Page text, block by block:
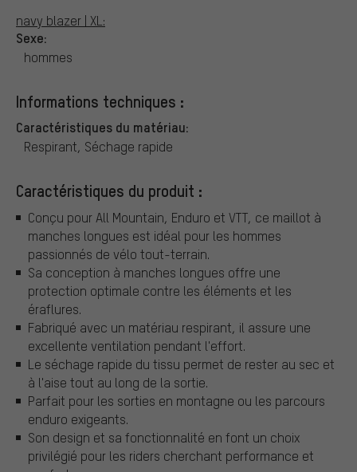
navy blazer | XL:
Sexe:
hommes
Informations techniques :
Caractéristiques du matériau:
Respirant, Séchage rapide
Caractéristiques du produit :
Conçu pour All Mountain, Enduro et VTT, ce maillot à
manches longues est idéal pour les hommes
passionnés de vélo tout-terrain.
Sa conception à manches longues offre une
protection optimale contre les éléments et les
éraflures.
Fabriqué avec un matériau respirant, il assure une
excellente ventilation pendant l'effort.
Le séchage rapide du tissu permet de rester au sec et
à l'aise tout au long de la sortie.
Parfait pour les sorties en montagne ou les parcours
enduro exigeants.
Son design et sa fonctionnalité en font un choix
privilégié pour les riders cherchant performance et